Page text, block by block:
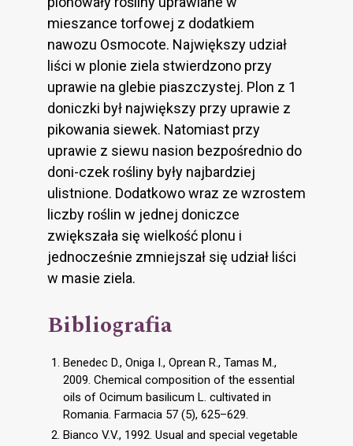
mieszance torfowej z dodatkiem
nawozu Osmocote. Największy udział
liści w plonie ziela stwierdzono przy
uprawie na glebie piaszczystej. Plon z 1
doniczki był największy przy uprawie z
pikowania siewek. Natomiast przy
uprawie z siewu nasion bezpośrednio do
doni-czek rośliny były najbardziej
ulistnione. Dodatkowo wraz ze wzrostem
liczby roślin w jednej doniczce
zwiększała się wielkość plonu i
jednocześnie zmniejszał się udział liści
w masie ziela.
Bibliografia
Benedec D., Oniga I., Oprean R., Tamas M.,
2009. Chemical composition of the essential
oils of Ocimum basilicum L. cultivated in
Romania. Farmacia 57 (5), 625–629.
Bianco V.V., 1992. Usual and special vegetable